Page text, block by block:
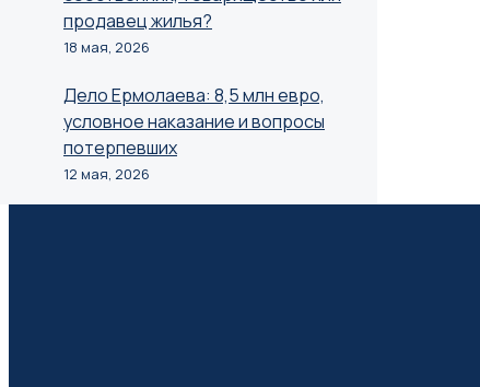
продавец жилья?
18 мая, 2026
Дело Ермолаева: 8,5 млн евро,
условное наказание и вопросы
потерпевших
12 мая, 2026